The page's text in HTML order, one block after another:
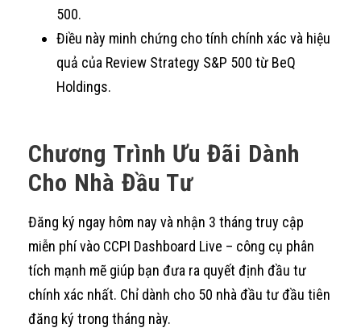
500.
Điều này minh chứng cho tính chính xác và hiệu
quả của Review Strategy S&P 500 từ BeQ
Holdings.
Chương Trình Ưu Đãi Dành
Cho Nhà Đầu Tư
Đăng ký ngay hôm nay và nhận 3 tháng truy cập
miễn phí vào CCPI Dashboard Live – công cụ phân
tích mạnh mẽ giúp bạn đưa ra quyết định đầu tư
chính xác nhất. Chỉ dành cho 50 nhà đầu tư đầu tiên
đăng ký trong tháng này.